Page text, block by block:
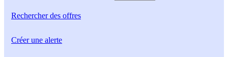
Rechercherdes offres
Créer une alerte